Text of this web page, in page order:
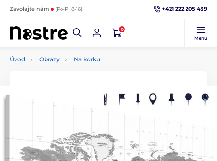
Zavolajte nám (Po-Pi 8-16) +421 222 205 439
0
Menu
Úvod Obrazy Na korku